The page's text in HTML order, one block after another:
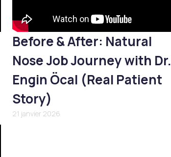
Before & After: Natural
Nose Job Journey with Dr.
Engin Öcal (Real Patient
Story)
21 janvier 2026